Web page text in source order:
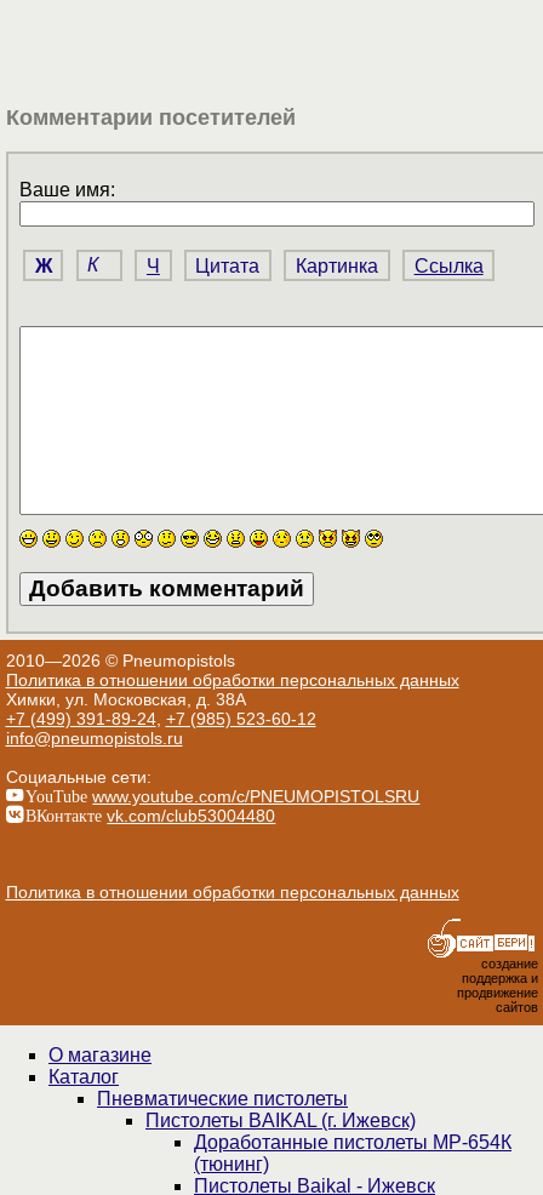
Комментарии посетителей
Ваше имя:
Ж К Ч Цитата Картинка Ссылка
2010—2026 © Pneumopistols
Политика в отношении обработки персональных данных
Химки, ул. Московская, д. 38А
+7 (499) 391-89-24, +7 (985) 523-60-12
info@pneumopistols.ru
Социальные сети:
YouTube www.youtube.com/c/PNEUMOPISTOLSRU
ВКонтакте vk.com/club53004480
Политика в отношении обработки персональных данных
создание
поддержка и
продвижение
сайтов
О магазине
Каталог
Пнев­ма­ти­чес­кие пистолеты
Пистолеты BAIKAL (г. Ижевск)
Доработанные пистолеты МР-654К
(тюнинг)
Пистолеты Baikal - Ижевск